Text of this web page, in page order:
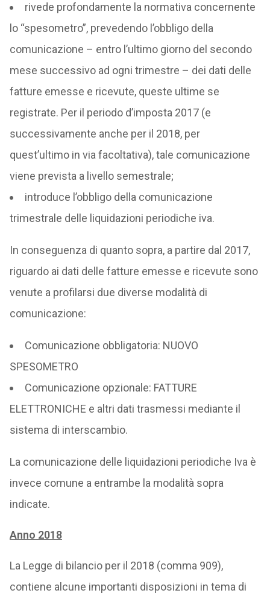
rivede profondamente la normativa concernente
lo “spesometro”, prevedendo l’obbligo della
comunicazione – entro l’ultimo giorno del secondo
mese successivo ad ogni trimestre – dei dati delle
fatture emesse e ricevute, queste ultime se
registrate. Per il periodo d’imposta 2017 (e
successivamente anche per il 2018, per
quest’ultimo in via facoltativa), tale comunicazione
viene prevista a livello semestrale;
introduce l’obbligo della comunicazione
trimestrale delle liquidazioni periodiche iva.
In conseguenza di quanto sopra, a partire dal 2017,
riguardo ai dati delle fatture emesse e ricevute sono
venute a profilarsi due diverse modalità di
comunicazione:
Comunicazione obbligatoria: NUOVO
SPESOMETRO
Comunicazione opzionale: FATTURE
ELETTRONICHE e altri dati trasmessi mediante il
sistema di interscambio.
La comunicazione delle liquidazioni periodiche Iva è
invece comune a entrambe la modalità sopra
indicate.
Anno 2018
La Legge di bilancio per il 2018 (comma 909),
contiene alcune importanti disposizioni in tema di